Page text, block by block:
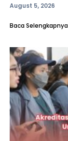
August 5, 2026
Baca